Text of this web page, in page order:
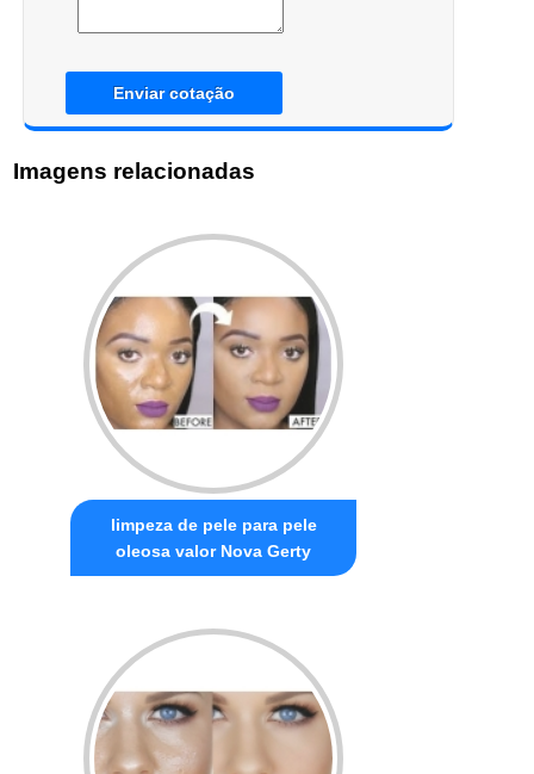
Enviar cotação
Imagens relacionadas
limpeza de pele para pele
oleosa valor Nova Gerty